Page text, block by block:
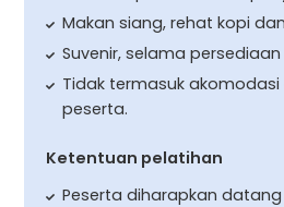
Makan siang, rehat kopi
Suvenir, selama
Tidak termasuk
peserta.
Ketentuan pelatihan
Peserta diharapkan